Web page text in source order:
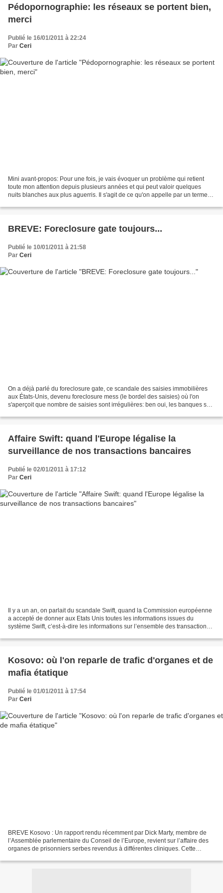
Pédopornographie: les réseaux se portent bien,
merci
Publié le 16/01/2011 à 22:24
Par Ceri
Mini avant-propos: Pour une fois, je vais évoquer un problème qui retient
toute mon attention depuis plusieurs années et qui peut valoir quelques
nuits blanches aux plus aguerris. Il s'agit de ce qu'on appelle par un terme
BREVE: Foreclosure gate toujours...
Publié le 10/01/2011 à 21:58
Par Ceri
On a déjà parlé du foreclosure gate, ce scandale des saisies immobilières
aux États-Unis, devenu foreclosure mess (le bordel des saisies) où l'on
s'aperçoit que nombre de saisies sont irrégulières: ben oui, les banques se
Affaire Swift: quand l'Europe légalise la
surveillance de nos transactions bancaires
Publié le 02/01/2011 à 17:12
Par Ceri
Il y a un an, on parlait du scandale Swift, quand la Commission européenne
a accepté de donner aux Etats Unis toutes les informations issues du
système Swift, c’est-à-dire les informations sur l’ensemble des transactions
Kosovo: où l'on reparle de trafic d'organes et de
mafia étatique
Publié le 01/01/2011 à 17:54
Par Ceri
BREVE Kosovo : Un rapport rendu récemment par Dick Marty, membre de
l’Assemblée parlementaire du Conseil de l’Europe, revient sur l’affaire des
organes de prisonniers serbes revendus à différentes cliniques. Cette